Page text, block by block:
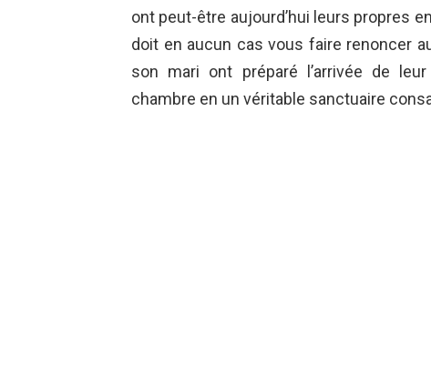
ont peut-être aujourd’hui leurs propres
doit en aucun cas vous faire renoncer
son mari ont préparé l’arrivée de
chambre en un véritable sanctuaire